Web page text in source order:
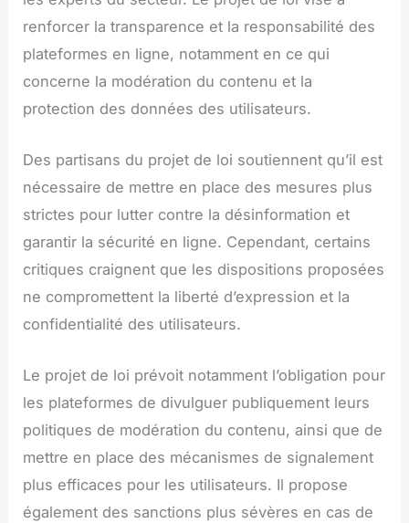
renforcer la transparence et la responsabilité des
plateformes en ligne, notamment en ce qui
concerne la modération du contenu et la
protection des données des utilisateurs.
Des partisans du projet de loi soutiennent qu’il est
nécessaire de mettre en place des mesures plus
strictes pour lutter contre la désinformation et
garantir la sécurité en ligne. Cependant, certains
critiques craignent que les dispositions proposées
ne compromettent la liberté d’expression et la
confidentialité des utilisateurs.
Le projet de loi prévoit notamment l’obligation pour
les plateformes de divulguer publiquement leurs
politiques de modération du contenu, ainsi que de
mettre en place des mécanismes de signalement
plus efficaces pour les utilisateurs. Il propose
également des sanctions plus sévères en cas de